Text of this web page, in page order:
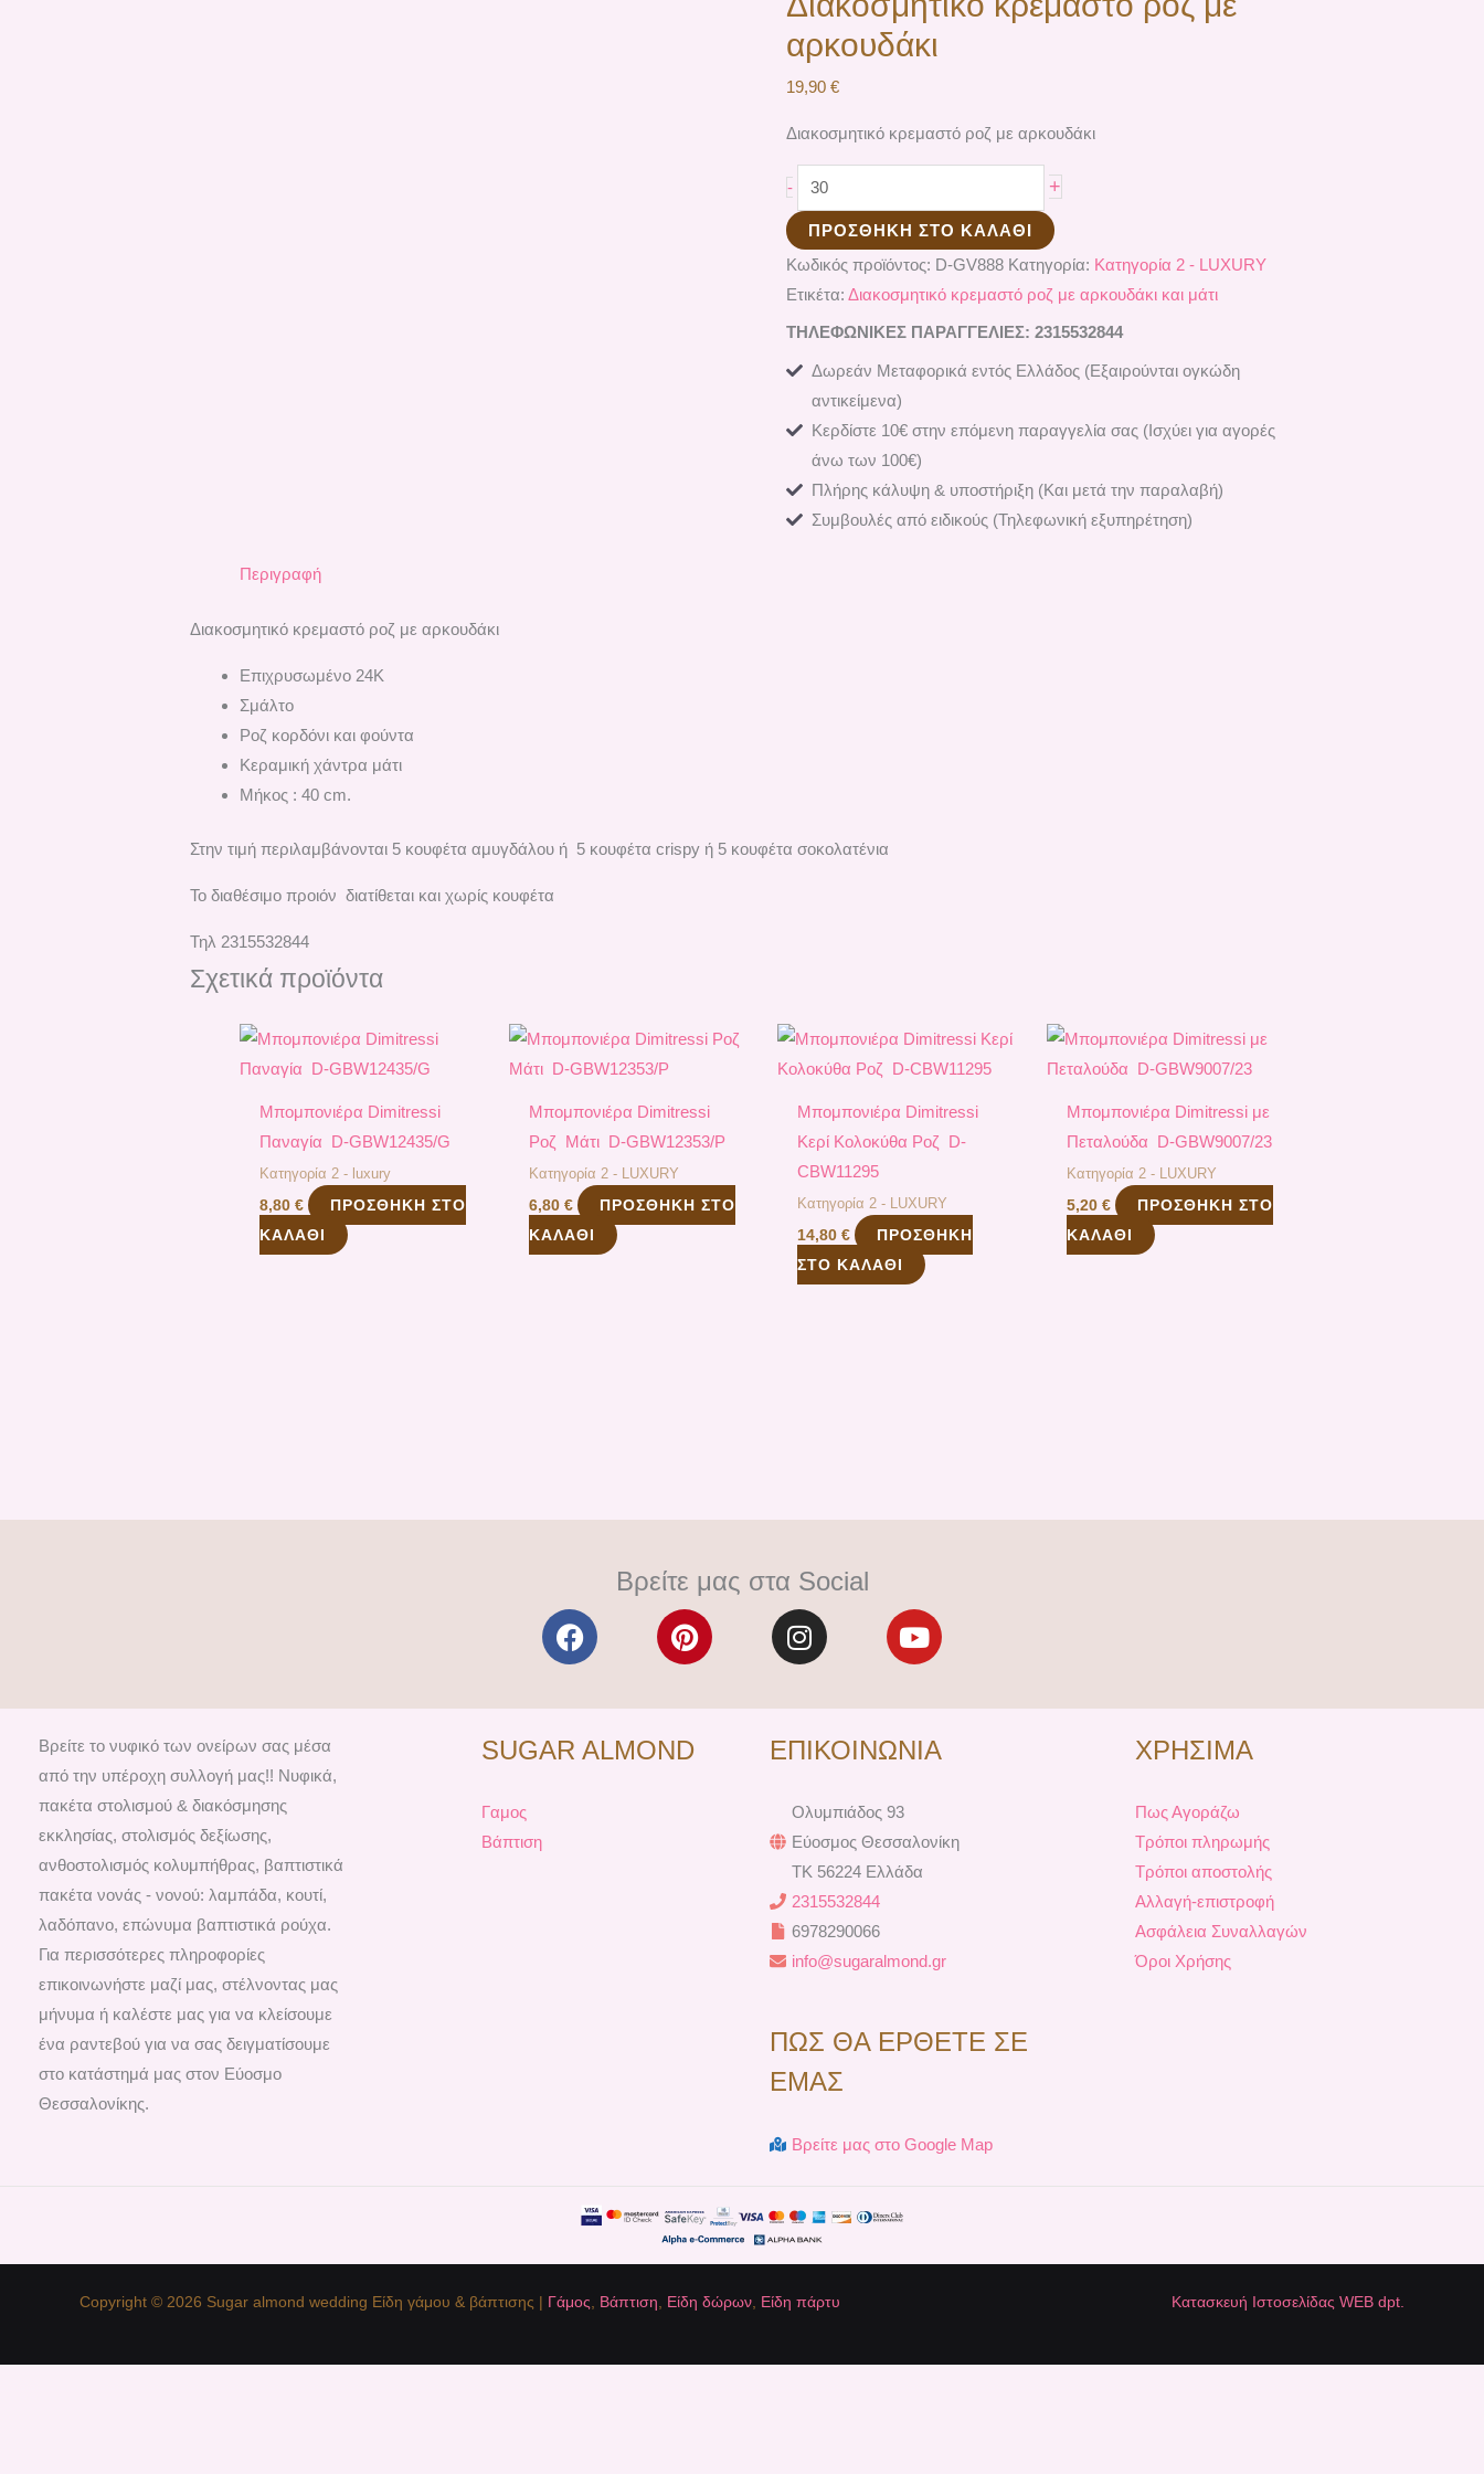
αρκουδάκι
19,90 €
Διακοσμητικό κρεμαστό ροζ με αρκουδάκι
- +
ΠΡΟΣΘΉΚΗ ΣΤΟ ΚΑΛΆΘΙ
Κωδικός προϊόντος: D-GV888 Κατηγορία: Κατηγορία 2 - LUXURY
Ετικέτα: Διακοσμητικό κρεμαστό ροζ με αρκουδάκι και μάτι
ΤΗΛΕΦΩΝΙΚΕΣ ΠΑΡΑΓΓΕΛΙΕΣ: 2315532844
Δωρεάν Μεταφορικά εντός Ελλάδος (Εξαιρούνται ογκώδη
αντικείμενα)
Κερδίστε 10€ στην επόμενη παραγγελία σας (Ισχύει για αγορές
άνω των 100€)
Πλήρης κάλυψη & υποστήριξη (Και μετά την παραλαβή)
Συμβουλές από ειδικούς (Τηλεφωνική εξυπηρέτηση)
Περιγραφή
Διακοσμητικό κρεμαστό ροζ με αρκουδάκι
Επιχρυσωμένο 24Κ
Σμάλτο
Ροζ κορδόνι και φούντα
Κεραμική χάντρα μάτι
Μήκος : 40 cm.
Στην τιμή περιλαμβάνονται 5 κουφέτα αμυγδάλου ή 5 κουφέτα crispy ή 5 κουφέτα σοκολατένια
Το διαθέσιμο προιόν διατίθεται και χωρίς κουφέτα
Τηλ 2315532844
Σχετικά προϊόντα
Μπομπονιέρα Dimitressi
Παναγία D-GBW12435/G
Κατηγορία 2 - luxury
8,80€
ΠΡΟΣΘΉΚΗ ΣΤΟ
ΚΑΛΆΘΙ
Μπομπονιέρα Dimitressi
Ροζ Μάτι D-GBW12353/P
Κατηγορία 2 - LUXURY
6,80 €
ΠΡΟΣΘΉΚΗ ΣΤΟ
ΚΑΛΆΘΙ
Μπομπονιέρα Dimitressi
Κερί Κολοκύθα Ροζ D-
CBW11295
Κατηγορία 2 - LUXURY
14,80€
ΠΡΟΣΘΉΚΗ
ΣΤΟ ΚΑΛΆΘΙ
Μπομπονιέρα Dimitressi με
Πεταλούδα D-GBW9007/23
Κατηγορία 2 - LUXURY
5,20€
ΠΡΟΣΘΉΚΗ ΣΤΟ
ΚΑΛΆΘΙ
Βρείτε μας στα Social
F
a
e
o
P
i
t
r
I
n
t
g
a
m
Y
o
t
b
Βρείτε το νυφικό των ονείρων σας μέσα
από την υπέροχη συλλογή μας!! Νυφικά,
πακέτα στολισμού & διακόσμησης
εκκλησίας, στολισμός δεξίωσης,
ανθοστολισμός κολυμπήθρας, βαπτιστικά
πακέτα νονάς - νονού: λαμπάδα, κουτί,
λαδόπανο, επώνυμα βαπτιστικά ρούχα.
Για περισσότερες πληροφορίες
επικοινωνήστε μαζί μας, στέλνοντας μας
μήνυμα ή καλέστε μας για να κλείσουμε
ένα ραντεβού για να σας δειγματίσουμε
στο κατάστημά μας στον Εύοσμο
Θεσσαλονίκης.
SUGAR ALMOND
Γαμος
Βάπτιση
ΕΠΙΚΟΙΝΩΝΙΑ
Ολυμπιάδος 93
Εύοσμος Θεσσαλονίκη
TK 56224 Ελλάδα
2315532844
6978290066
info@sugaralmond.gr
ΠΩΣ ΘΑ ΕΡΘΕΤΕ ΣΕ
ΕΜΑΣ
Βρείτε μας στο Google Map
ΧΡΗΣΙΜΑ
Πως Αγοράζω
Τρόποι πληρωμής
Τρόποι αποστολής
Αλλαγή-επιστροφή
Ασφάλεια Συναλλαγών
Όροι Χρήσης
Copyright © 2026 Sugar almond wedding Είδη γάμου & βάπτισης | Γάμος, Βάπτιση, Είδη δώρων, Είδη πάρτυ Κατασκευή Ιστοσελίδας WEB dpt.